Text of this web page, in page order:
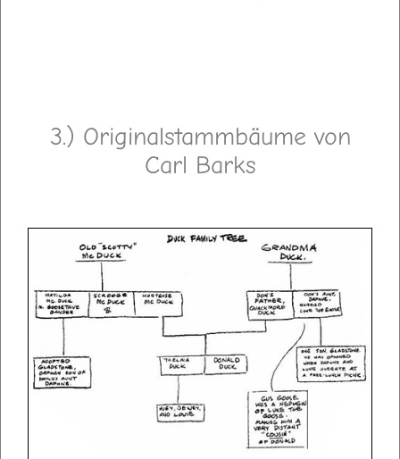
3.) Originalstammbäume von
Carl Barks